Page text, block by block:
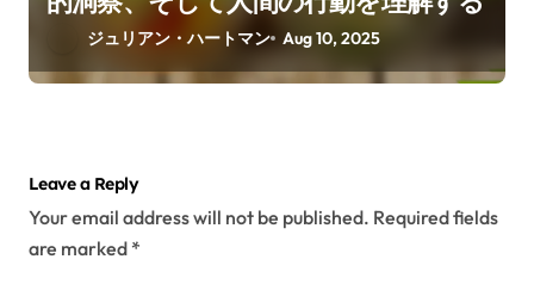
ジュリアン・ハートマン Aug 10, 2025
Leave a Reply
Your email address will not be published. Required fields
are marked *